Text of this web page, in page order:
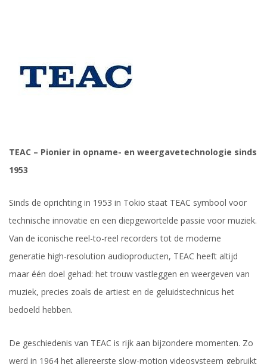
TEAC – Pionier in opname- en weergavetechnologie sinds
1953
Sinds de oprichting in 1953 in Tokio staat TEAC symbool voor
technische innovatie en een diepgewortelde passie voor muziek.
Van de iconische reel-to-reel recorders tot de moderne
generatie high-resolution audioproducten, TEAC heeft altijd
maar één doel gehad: het trouw vastleggen en weergeven van
muziek, precies zoals de artiest en de geluidstechnicus het
bedoeld hebben.
De geschiedenis van TEAC is rijk aan bijzondere momenten. Zo
werd in 1964 het allereerste slow-motion videosysteem gebruikt